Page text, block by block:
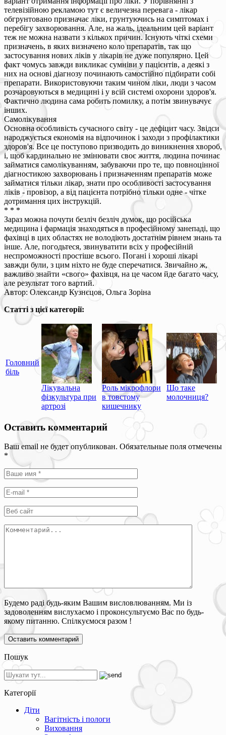
телевізійною рекламою тут є величезна перевага - лікар
обгрунтовано призначає ліки, грунтуючись на симптомах і
перебігу захворювання. Але, на жаль, ідеальним цей варіант
теж не можна назвати з кількох причин. Існують чіткі схеми
призначень, в яких визначено коло препаратів, так що
застосування нових ліків у лікарів не дуже популярно. Цей
факт чомусь завжди викликає сумніви у пацієнтів, а деякі з
них на основі діагнозу починають самостійно підбирати собі
препарати. Використовуючи таким чином ліки, люди з часом
розчаровуються в медицині і у всій системі охорони здоров'я.
Фактично людина сама робить помилку, а потім звинувачує
інших.
Самолікування
Основна особливість сучасного світу - це дефіцит часу. Звідси
народжується економія на відпочинок і заходи з профілактики
здоров'я. Все це поступово призводить до виникнення хвороб,
і, щоб кардинально не змінювати своє життя, людина починає
займатися самолікуванням, забуваючи про те, що повноцінної
діагностикою захворювань і призначенням препаратів може
займатися тільки лікар, знати про особливості застосування
ліків - провізор, а від пацієнта потрібно тільки одне - чітке
дотримання цих інструкцій.
* * *
Зараз можна почути безліч безліч думок, що російська
медицина і фармація знаходяться в професійному занепаді, що
фахівці в цих областях не володіють достатнім рівнем знань та
інше. Але, погодьтеся, звинуватити всіх у професійній
неспроможності простіше всього. Погані і хороші лікарі
завжди були, з цим ніхто не буде сперечатися. Звичайно ж,
важливо знайти «свого» фахівця, на це часом йде багато часу,
але результат того вартий.
Автор: Олександр Кузнєцов, Ольга Зоріна
Статті з цієї категорії:
Головний
біль
Лікувальна
фізкультура при
артрозі
Роль мікрофлори
в товстому
кишечнику
Що таке
молочниця?
Оставить комментарий
Ваш email не будет опубликован. Обязательные поля отмечены
*
Будемо раді будь-яким Вашим висловлюванням. Ми із
задоволенням вислухаємо і проконсультуємо Вас по будь-
якому питанню. Спілкуємося разом !
Пошук
Категорії
Діти
Вагітність і пологи
Виховання